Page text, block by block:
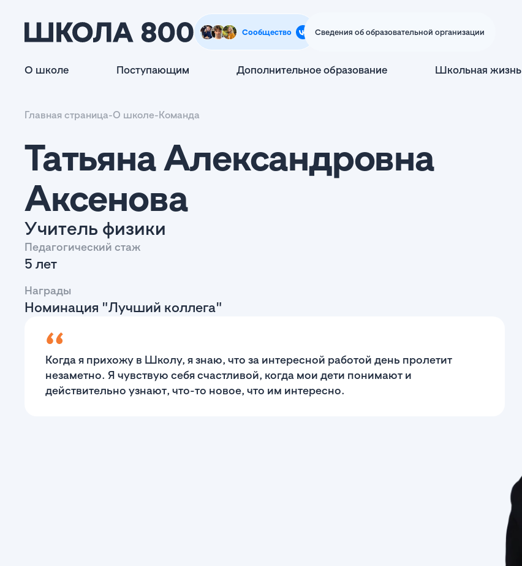
Сообщество Сведения об образовательной организации
О школе Поступающим Дополнительное образование Школьная жизнь
Главная страница-О школе-Команда
Татьяна Александровна
Аксенова
Учитель физики
Педагогический стаж
5 лет
Награды
Номинация "Лучший коллега"
Когда я прихожу в Школу, я знаю, что за интересной работой день пролетит
незаметно. Я чувствую себя счастливой, когда мои дети понимают и
действительно узнают, что-то новое, что им интересно.